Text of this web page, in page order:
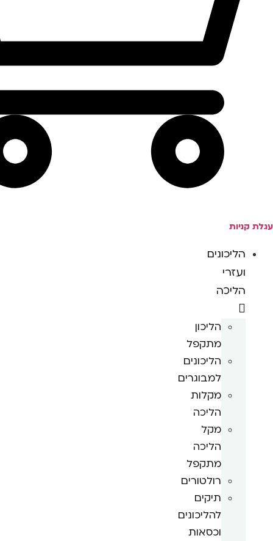
עגלת קניות
הליכונים
ועזרי
הליכה
הליכון
מתקפל
הליכונים
למבוגרים
מקלות
הליכה
מקל
הליכה
מתקפל
רולטורים
תיקים
להליכונים
וכסאות